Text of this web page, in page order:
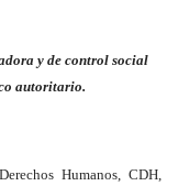
y de control social
autoritario.
Humanos, CDH,